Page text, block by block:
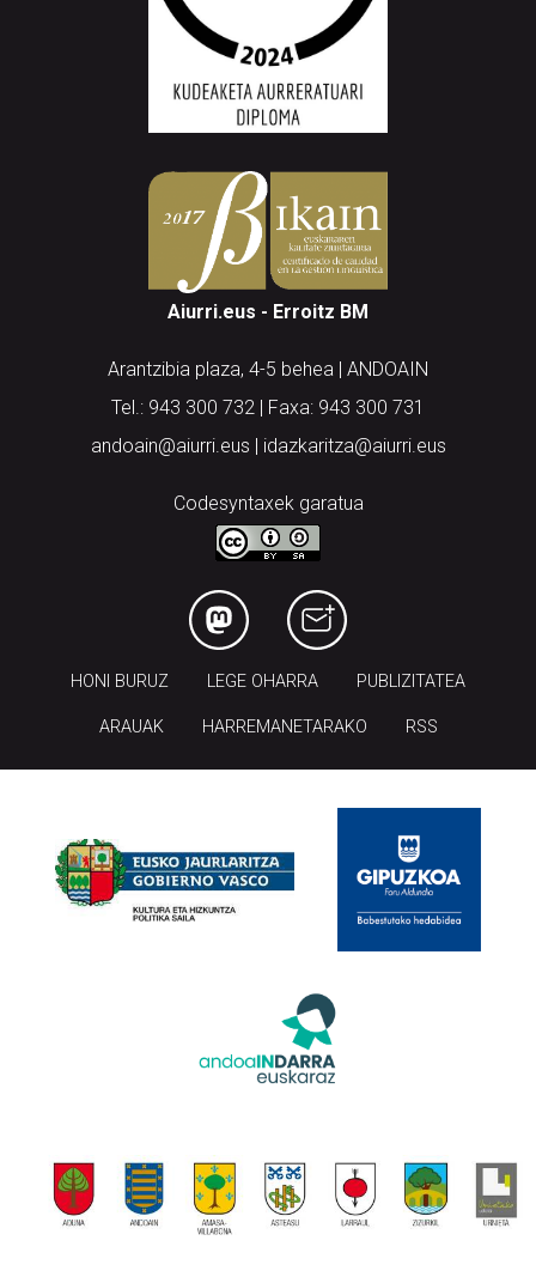
Aiurri.eus - Erroitz BM
Arantzibia plaza, 4-5 behea | ANDOAIN
Tel.: 943 300 732 | Faxa: 943 300 731
andoain@aiurri.eus | idazkaritza@aiurri.eus
Codesyntaxek garatua
HONI BURUZ LEGE OHARRA PUBLIZITATEA
ARAUAK HARREMANETARAKO RSS